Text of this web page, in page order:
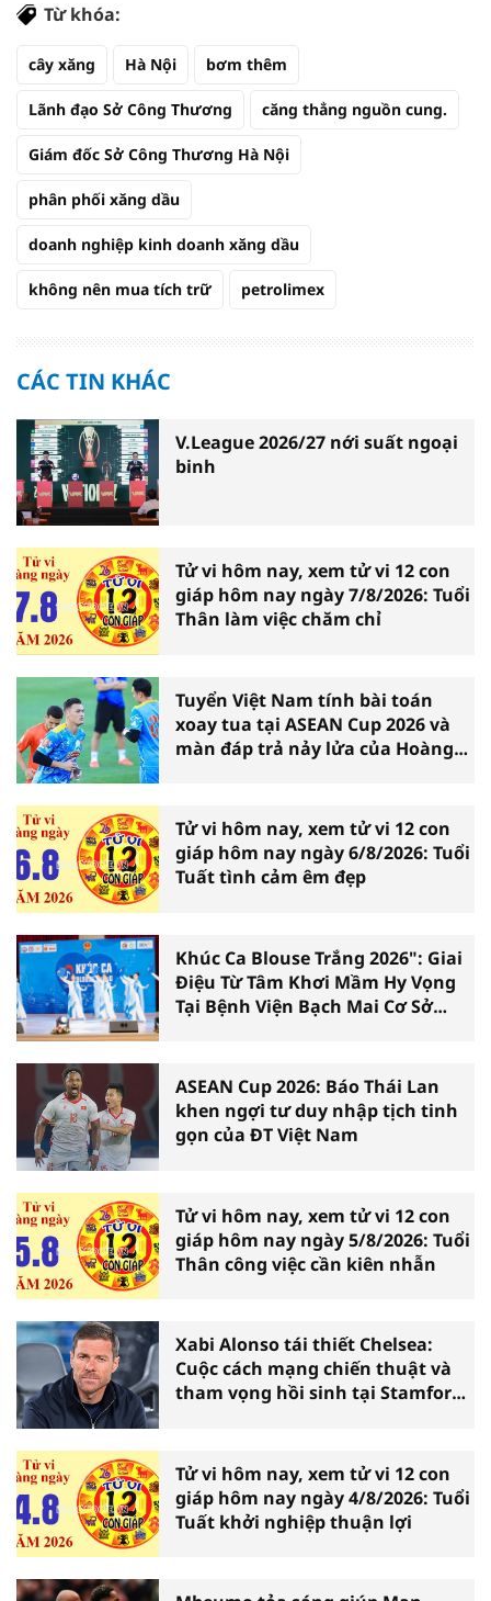
Từ khóa:
cây xăng Hà Nội bơm thêm
Lãnh đạo Sở Công Thương căng thẳng nguồn cung.
Giám đốc Sở Công Thương Hà Nội
phân phối xăng dầu
doanh nghiệp kinh doanh xăng dầu
không nên mua tích trữ petrolimex
CÁC TIN KHÁC
V.League 2026/27 nới suất ngoại
binh
Tử vi hôm nay, xem tử vi 12 con
giáp hôm nay ngày 7/8/2026: Tuổi
Thân làm việc chăm chỉ
Tuyển Việt Nam tính bài toán
xoay tua tại ASEAN Cup 2026 và
màn đáp trả nảy lửa của Hoàng
Tử vi hôm nay, xem tử vi 12 con
giáp hôm nay ngày 6/8/2026: Tuổi
Tuất tình cảm êm đẹp
Khúc Ca Blouse Trắng 2026": Giai
Điệu Từ Tâm Khơi Mầm Hy Vọng
Tại Bệnh Viện Bạch Mai Cơ Sở
ASEAN Cup 2026: Báo Thái Lan
khen ngợi tư duy nhập tịch tinh
gọn của ĐT Việt Nam
Tử vi hôm nay, xem tử vi 12 con
giáp hôm nay ngày 5/8/2026: Tuổi
Thân công việc cần kiên nhẫn
Xabi Alonso tái thiết Chelsea:
Cuộc cách mạng chiến thuật và
tham vọng hồi sinh tại Stamford
Tử vi hôm nay, xem tử vi 12 con
giáp hôm nay ngày 4/8/2026: Tuổi
Tuất khởi nghiệp thuận lợi